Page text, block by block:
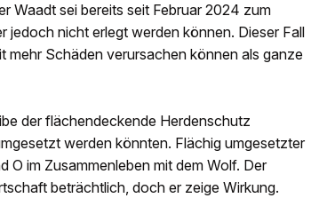
Waadt sei bereits seit Februar 2024 zum
jedoch nicht erlegt werden können. Dieser Fall
Schäden verursachen können als ganze
der flächendeckende Herdenschutz
werden könnten. Flächig umgesetzter
O im Zusammenleben mit dem Wolf. Der
beträchtlich, doch er zeige Wirkung.